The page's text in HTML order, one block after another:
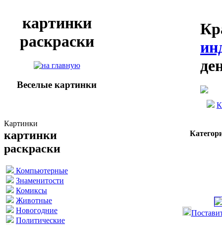
картинки
раскраски
Веселые картинки
Картинки
картинки
раскраски
Компьютерные
Знаменитости
Комиксы
Животные
Новогодние
Политические